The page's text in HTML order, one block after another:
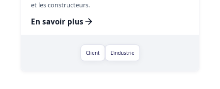
et les constructeurs.
En savoir plus
Client L'industrie